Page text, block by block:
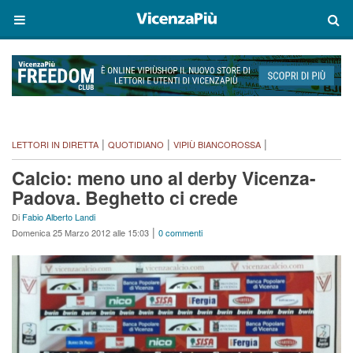
LETTORI IN DIRETTA | QUOTIDIANO | VIPIÙ BIANCOROSSA |
Calcio: meno uno al derby Vicenza-
Padova. Beghetto ci crede
Di Fabio Alberto Landi
Domenica 25 Marzo 2012 alle 15:03 | 0 commenti